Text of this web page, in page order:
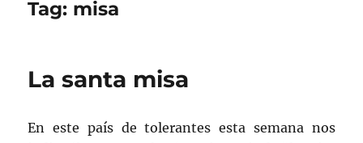
Tag: misa
La santa misa
En este país de tolerantes esta semana nos